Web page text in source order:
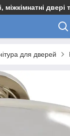
міжкімнатні двері
для дверей